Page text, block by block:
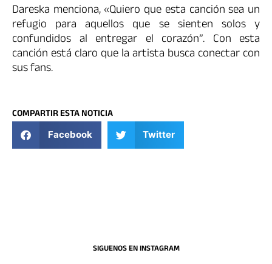
Dareska menciona, «Quiero que esta canción sea un
refugio para aquellos que se sienten solos y
confundidos al entregar el corazón”. Con esta
canción está claro que la artista busca conectar con
sus fans.
COMPARTIR ESTA NOTICIA
Facebook Twitter
SIGUENOS EN INSTAGRAM